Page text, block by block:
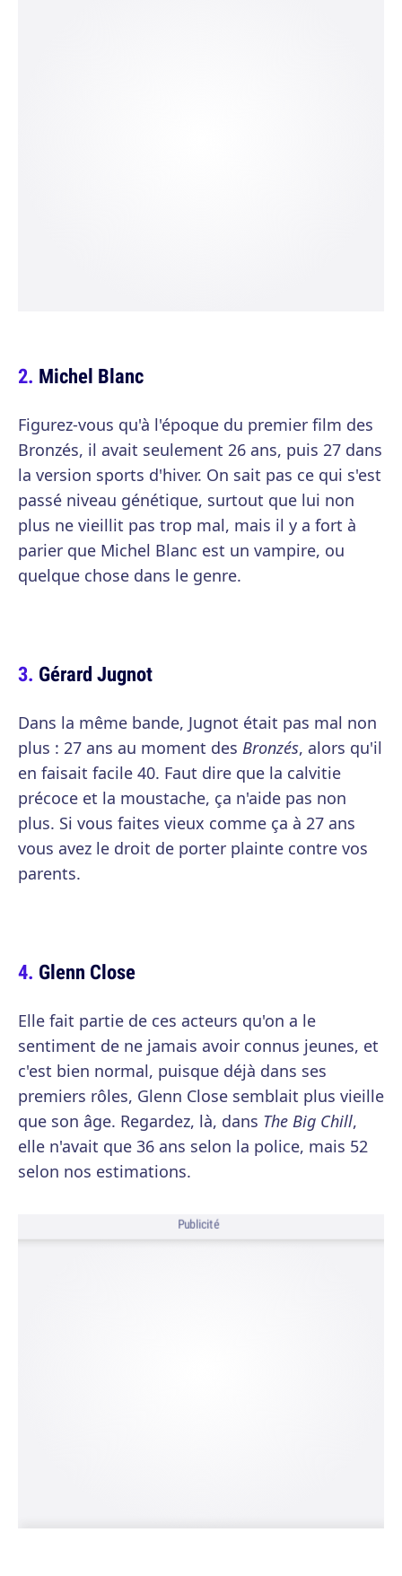
Michel Blanc
Figurez-vous qu'à l'époque du premier film des
Bronzés, il avait seulement 26 ans, puis 27 dans
la version sports d'hiver. On sait pas ce qui s'est
passé niveau génétique, surtout que lui non
plus ne vieillit pas trop mal, mais il y a fort à
parier que Michel Blanc est un vampire, ou
quelque chose dans le genre.
Gérard Jugnot
Dans la même bande, Jugnot était pas mal non
plus : 27 ans au moment des Bronzés, alors qu'il
en faisait facile 40. Faut dire que la calvitie
précoce et la moustache, ça n'aide pas non
plus. Si vous faites vieux comme ça à 27 ans
vous avez le droit de porter plainte contre vos
parents.
Glenn Close
Elle fait partie de ces acteurs qu'on a le
sentiment de ne jamais avoir connus jeunes, et
c'est bien normal, puisque déjà dans ses
premiers rôles, Glenn Close semblait plus vieille
que son âge. Regardez, là, dans The Big Chill,
elle n'avait que 36 ans selon la police, mais 52
selon nos estimations.
Publicité